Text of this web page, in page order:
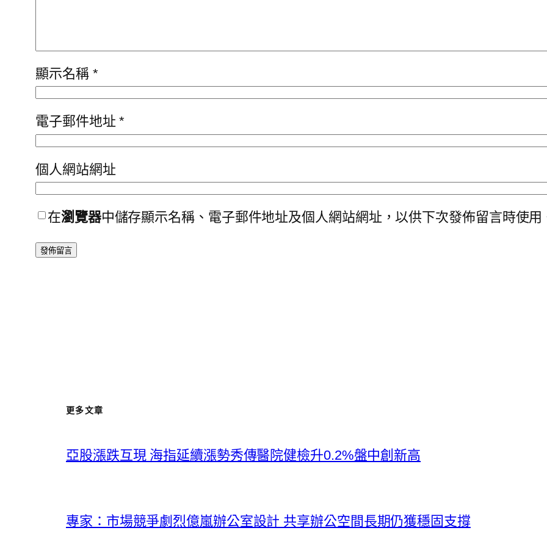
顯示名稱 *
電子郵件地址*
個人網站網址
在瀏覽器中儲存顯示名稱、電子郵件地址及個人網站網址，以供下次發佈留言時使用
更多文章
亞股漲跌互現 海指延續漲勢秀傳醫院健檢升0.2%盤中創新高
專家：市場競爭劇烈億嵐辦公室設計 共享辦公空間長期仍獲穩固支撐